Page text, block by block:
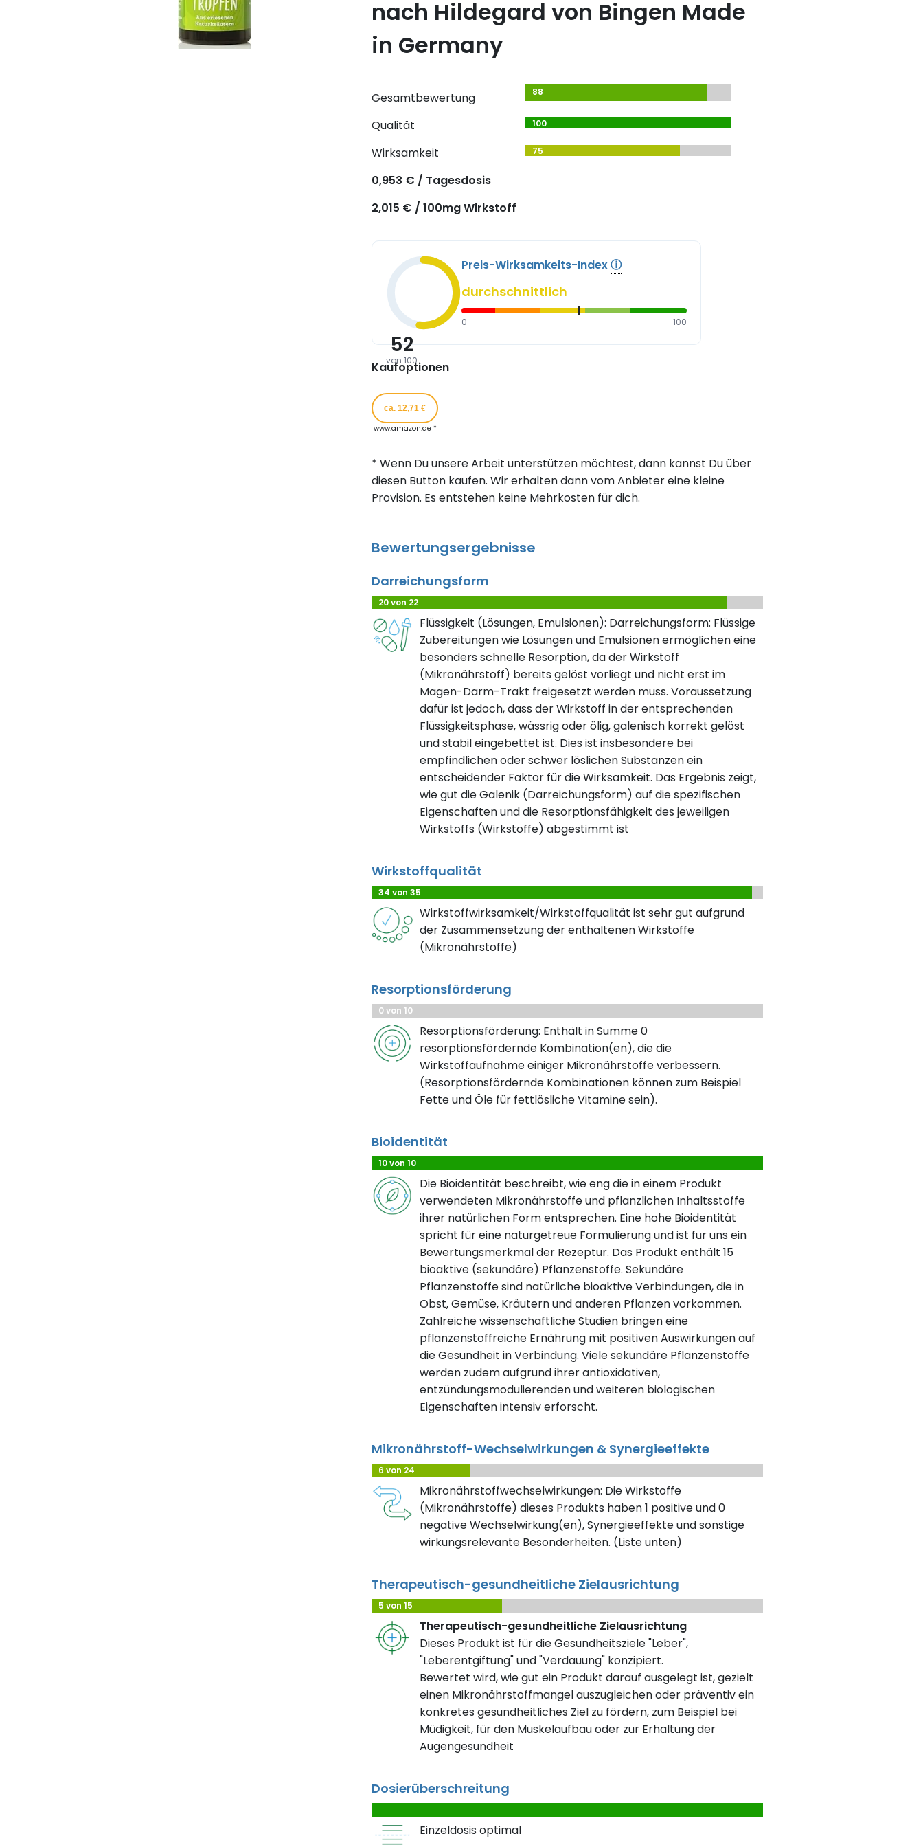
nach Hildegard von Bingen Made
in Germany
Gesamtbewertung 88
Qualität 100
Wirksamkeit 75
0,953 € / Tagesdosis
2,015 € / 100mg Wirkstoff
52
von 100
Preis-Wirksamkeits-Indexⓘ
durchschnittlich
0 100
Kaufoptionen
ca. 12,71 €
www.amazon.de *
* Wenn Du unsere Arbeit unterstützen möchtest, dann kannst Du über
diesen Button kaufen. Wir erhalten dann vom Anbieter eine kleine
Provision. Es entstehen keine Mehrkosten für dich.
Bewertungsergebnisse
Darreichungsform
20 von 22
Flüssigkeit (Lösungen, Emulsionen): Darreichungsform: Flüssige
Zubereitungen wie Lösungen und Emulsionen ermöglichen eine
besonders schnelle Resorption, da der Wirkstoff
(Mikronährstoff) bereits gelöst vorliegt und nicht erst im
Magen-Darm-Trakt freigesetzt werden muss. Voraussetzung
dafür ist jedoch, dass der Wirkstoff in der entsprechenden
Flüssigkeitsphase, wässrig oder ölig, galenisch korrekt gelöst
und stabil eingebettet ist. Dies ist insbesondere bei
empfindlichen oder schwer löslichen Substanzen ein
entscheidender Faktor für die Wirksamkeit. Das Ergebnis zeigt,
wie gut die Galenik (Darreichungsform) auf die spezifischen
Eigenschaften und die Resorptionsfähigkeit des jeweiligen
Wirkstoffs (Wirkstoffe) abgestimmt ist
Wirkstoffqualität
34 von 35
Wirkstoffwirksamkeit/Wirkstoffqualität ist sehr gut aufgrund
der Zusammensetzung der enthaltenen Wirkstoffe
(Mikronährstoffe)
Resorptionsförderung
0 von 10
Resorptionsförderung: Enthält in Summe 0
resorptionsfördernde Kombination(en), die die
Wirkstoffaufnahme einiger Mikronährstoffe verbessern.
(Resorptionsfördernde Kombinationen können zum Beispiel
Fette und Öle für fettlösliche Vitamine sein).
Bioidentität
10 von 10
Die Bioidentität beschreibt, wie eng die in einem Produkt
verwendeten Mikronährstoffe und pflanzlichen Inhaltsstoffe
ihrer natürlichen Form entsprechen. Eine hohe Bioidentität
spricht für eine naturgetreue Formulierung und ist für uns ein
Bewertungsmerkmal der Rezeptur. Das Produkt enthält 15
bioaktive (sekundäre) Pflanzenstoffe. Sekundäre
Pflanzenstoffe sind natürliche bioaktive Verbindungen, die in
Obst, Gemüse, Kräutern und anderen Pflanzen vorkommen.
Zahlreiche wissenschaftliche Studien bringen eine
pflanzenstoffreiche Ernährung mit positiven Auswirkungen auf
die Gesundheit in Verbindung. Viele sekundäre Pflanzenstoffe
werden zudem aufgrund ihrer antioxidativen,
entzündungsmodulierenden und weiteren biologischen
Eigenschaften intensiv erforscht.
Mikronährstoff-Wechselwirkungen & Synergieeffekte
6 von 24
Mikronährstoffwechselwirkungen: Die Wirkstoffe
(Mikronährstoffe) dieses Produkts haben 1 positive und 0
negative Wechselwirkung(en), Synergieeffekte und sonstige
wirkungsrelevante Besonderheiten. (Liste unten)
Therapeutisch-gesundheitliche Zielausrichtung
5 von 15
Therapeutisch-gesundheitliche Zielausrichtung
Dieses Produkt ist für die Gesundheitsziele "Leber",
"Leberentgiftung" und "Verdauung" konzipiert.
Bewertet wird, wie gut ein Produkt darauf ausgelegt ist, gezielt
einen Mikronährstoffmangel auszugleichen oder präventiv ein
konkretes gesundheitliches Ziel zu fördern, zum Beispiel bei
Müdigkeit, für den Muskelaufbau oder zur Erhaltung der
Augengesundheit
Dosierüberschreitung
Einzeldosis optimal